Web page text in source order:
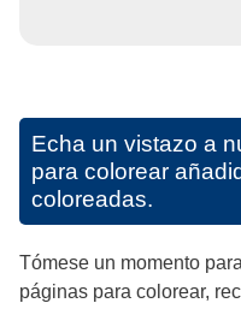
Echa un vistazo a
para colorear
coloreadas.
Tómese un momento
páginas para colorear,